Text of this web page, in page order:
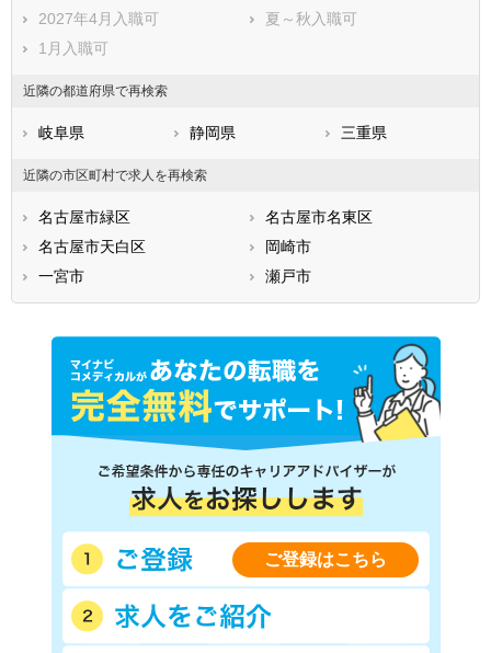
2027年4月入職可
夏～秋入職可
1月入職可
近隣の都道府県で再検索
岐阜県 静岡県 三重県
近隣の市区町村で求人を再検索
名古屋市緑区
名古屋市名東区
名古屋市天白区
岡崎市
一宮市
瀬戸市
ご登録はこちら